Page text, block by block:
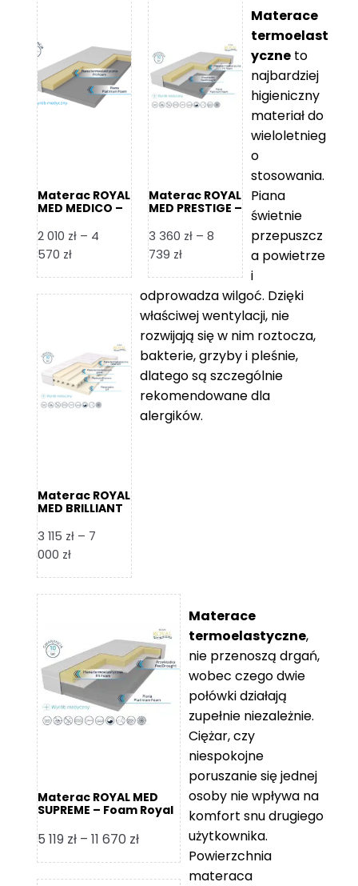
do
8
865 zł
Materac ROYAL
MED MEDICO –
2 010 zł – 4
570 złZakres
od
4
570 zł
Materac ROYAL
MED PRESTIGE –
3 360 zł – 8
739 złZakres
od
3
360 zł
do
8
739 zł
Materac ROYAL
MED BRILLIANT
3 115 zł – 7
000 złZakres
od
7
000 zł
Materace
termoelast
yczne to
najbardziej
higieniczny
materiał do
wieloletnieg
o
stosowania.
Piana
świetnie
przepuszcz
a powietrze
i
odprowadza wilgoć. Dzięki
właściwej wentylacji, nie
rozwijają się w nim roztocza,
bakterie, grzyby i pleśnie,
dlatego są szczególnie
rekomendowane dla
alergików.
Materac ROYAL MED
SUPREME – Foam Royal
5 119 zł – 11 670 złZakres
cen:
od
Materace
termoelastyczne,
nie przenoszą drgań,
wobec czego dwie
połówki działają
zupełnie niezależnie.
Ciężar, czy
niespokojne
poruszanie się jednej
osoby nie wpływa na
komfort snu drugiego
użytkownika.
Powierzchnia
materaca